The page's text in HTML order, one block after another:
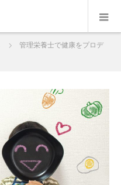
管理栄養士で健康をプロデ